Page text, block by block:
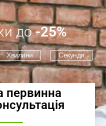
до -25%
Хвилини Секунди
первинна